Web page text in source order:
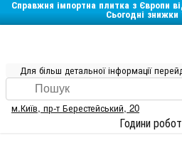
Справжня імпортна плитка з Європи
Сьогодні знижки
Для більш детальної інформації
м.Київ, пр-т Берестейський, 20
Години